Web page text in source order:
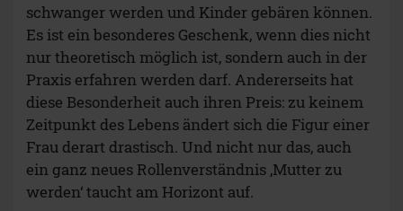
schwanger werden und Kinder gebären können.
Es ist ein besonderes Geschenk, wenn dies nicht
nur theoretisch möglich ist, sondern auch in der
Praxis erfahren werden darf. Andererseits hat
diese Besonderheit auch ihren Preis: zu keinem
Zeitpunkt des Lebens ändert sich die Figur einer
Frau derart drastisch. Und nicht nur das, auch
ein ganz neues Rollenverständnis ‚Mutter zu
werden‘ taucht am Horizont auf.